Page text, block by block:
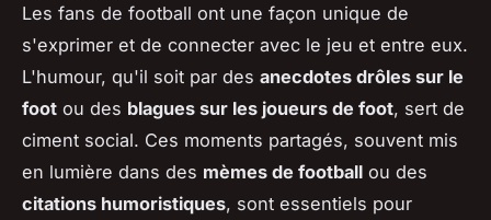
Les fans de football ont une façon unique de
s'exprimer et de connecter avec le jeu et entre eux.
L'humour, qu'il soit par des anecdotes drôles sur le
foot ou des blagues sur les joueurs de foot, sert de
ciment social. Ces moments partagés, souvent mis
en lumière dans des mèmes de football ou des
citations humoristiques, sont essentiels pour